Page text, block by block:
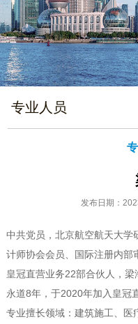
专业人员
发布日期：
中共党员，北京航空航天大学
计师协会会员、国际注册内部
皇冠直营业务22部合伙人，
永道8年，于2020年加入皇冠
专业擅长领域：建筑施工、医